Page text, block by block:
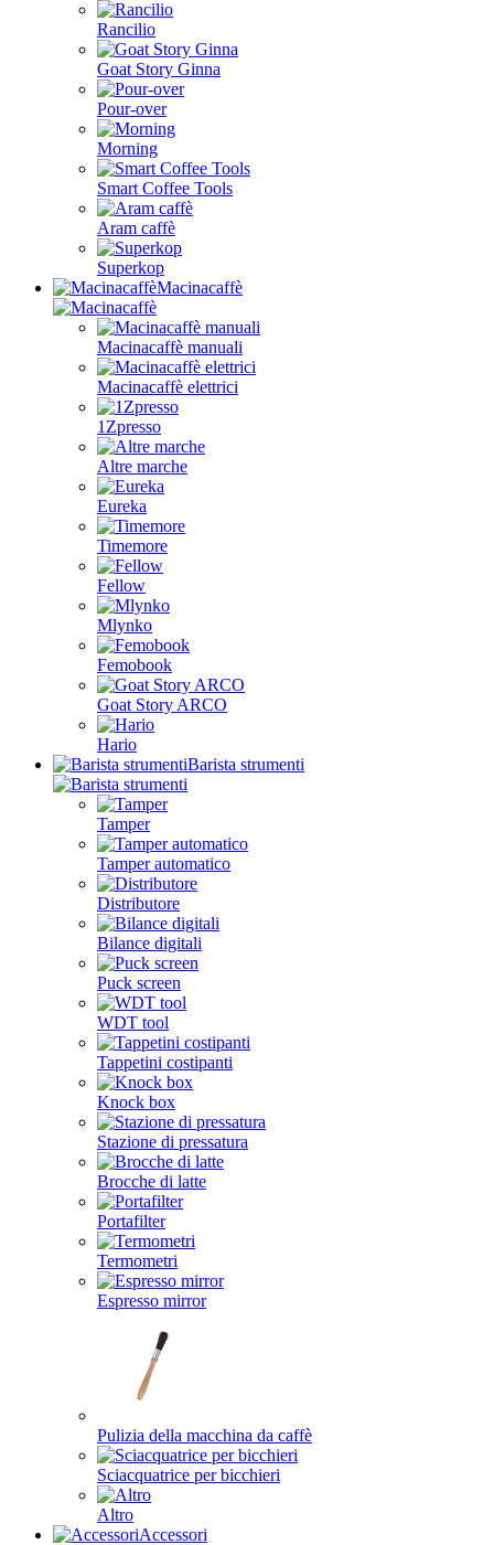
Rancilio
Goat Story Ginna
Pour-over
Morning
Smart Coffee Tools
Aram caffè
Superkop
Macinacaffè
Macinacaffè manuali
Macinacaffè elettrici
1Zpresso
Altre marche
Eureka
Timemore
Fellow
Mlynko
Femobook
Goat Story ARCO
Hario
Barista strumenti
Tamper
Tamper automatico
Distributore
Bilance digitali
Puck screen
WDT tool
Tappetini costipanti
Knock box
Stazione di pressatura
Brocche di latte
Portafilter
Termometri
Espresso mirror
Pulizia della macchina da caffè
Sciacquatrice per bicchieri
Altro
Accessori